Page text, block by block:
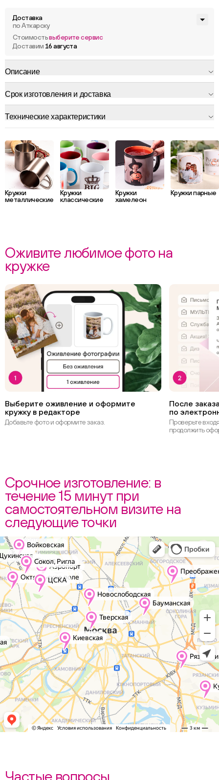
Доставка
по Аткарску
Стоимостьвыберите сервис
Доставим 16 августа
Описание
Срок изготовления и доставка
Технические характеристики
Кружки
металлические
Кружки
классические
Кружки
хамелеон
Кружки парные
Оживите любимое фото на
кружке
Выберите оживление и оформите
кружку в редакторе
Добавьте фото и оформите заказ.
После
по
Проверьте
продолжить
Срочное изготовление: в
течение 15 минут при
самостоятельном визите на
следующие точки
Частые вопросы